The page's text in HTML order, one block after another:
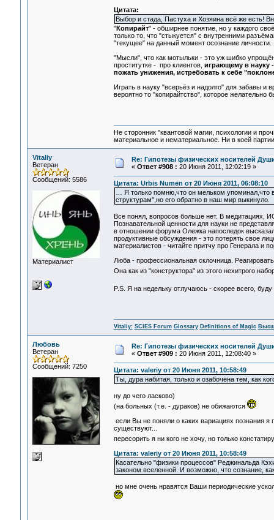
Цитата:
Выбор и стада, Пастуха и Хозяина всё же есть!
"Копирайт" - обширнее понятие, но у каждого
только то, что "стыкуется" с внутренними
"текущее" на данный момент осознание личности.
"Мысли", что как мотыльки - это уж шибко
проститутке - про клиентов, играющему в науку
пожать унижения, истребовать к себе
Играть в науку "всерьёз и надолго" для забавы
вероятно то "копирайтство", которое желательно
Не сторонник "квантовой магии, психологии и
материальное и нематериальное. Ни в коей
Vitaliy
Ветеран
Сообщений: 5586
Материалист
Re: Гипотезы физических носителей
« Ответ #908 : 20 Июня 2011, 12:02:19 »
Цитата: Urbis Numen от 20 Июня 2011, 06:08:10
… Я только помню,что он мельком упоминал,что
структурам",но его обратно в наш мир выкинуло.
Все понял, вопросов больше нет. В медитациях,
Познавательной ценности для науки не
в отношении форума Олежка напоследок
продуктивные обсуждения - это потерять свое
материалистов - читайте притчу про Генерала и
Люба - профессиональная склочница.
Она как из "конструктора" из этого нехитрого
P.S. Я на недельку отлучаюсь - скорее всего,
Vitaliy: SCIES Forum Glossary Definitions of Magic
Любовь
Ветеран
Сообщений: 7250
Re: Гипотезы физических носителей
« Ответ #909 : 20 Июня 2011, 12:08:40 »
Цитата: valeriy от 20 Июня 2011, 10:58:49
Ты, дура набитая, только и озабочена тем, как
ну до чего ласково)
(на больных (т.е. - дураков) не обижаются
если Вы не поняли о каких вариациях познания я
существуют...
пересорить я ни кого не хочу, но только
Цитата: valeriy от 20 Июня 2011, 10:58:49
Касательно "физики процессов" Реджинальда
законом вселенной. И возможно, что сознание,
но мне очень нравятся Ваши периодические